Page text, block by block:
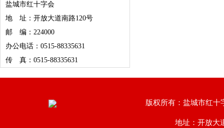
盐城市红十字会
地 址：开放大道南路120号
邮 编：224000
办公电话：0515-88335631
传 真：0515-88335631
版权所有：盐城市红十
地址：开放大